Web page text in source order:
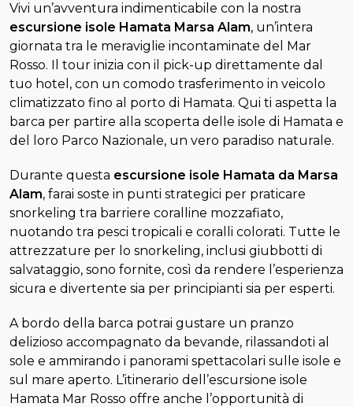
Vivi un’avventura indimenticabile con la nostra
escursione isole Hamata Marsa Alam, un’intera
giornata tra le meraviglie incontaminate del Mar
Rosso. Il tour inizia con il pick-up direttamente dal
tuo hotel, con un comodo trasferimento in veicolo
climatizzato fino al porto di Hamata. Qui ti aspetta la
barca per partire alla scoperta delle isole di Hamata e
del loro Parco Nazionale, un vero paradiso naturale.
Durante questa escursione isole Hamata da Marsa
Alam, farai soste in punti strategici per praticare
snorkeling tra barriere coralline mozzafiato,
nuotando tra pesci tropicali e coralli colorati. Tutte le
attrezzature per lo snorkeling, inclusi giubbotti di
salvataggio, sono fornite, così da rendere l’esperienza
sicura e divertente sia per principianti sia per esperti.
A bordo della barca potrai gustare un pranzo
delizioso accompagnato da bevande, rilassandoti al
sole e ammirando i panorami spettacolari sulle isole e
sul mare aperto. L’itinerario dell’escursione isole
Hamata Mar Rosso offre anche l’opportunità di